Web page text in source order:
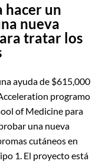
hacer un
nueva
tratar los
ayuda de $615,000
programo
of Medicine para
una nueva
cutáneos en
1. El proyecto está